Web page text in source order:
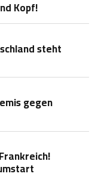
Kopf!
steht
gegen